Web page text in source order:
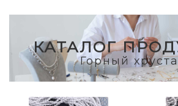
КАТАЛОГ
Горный